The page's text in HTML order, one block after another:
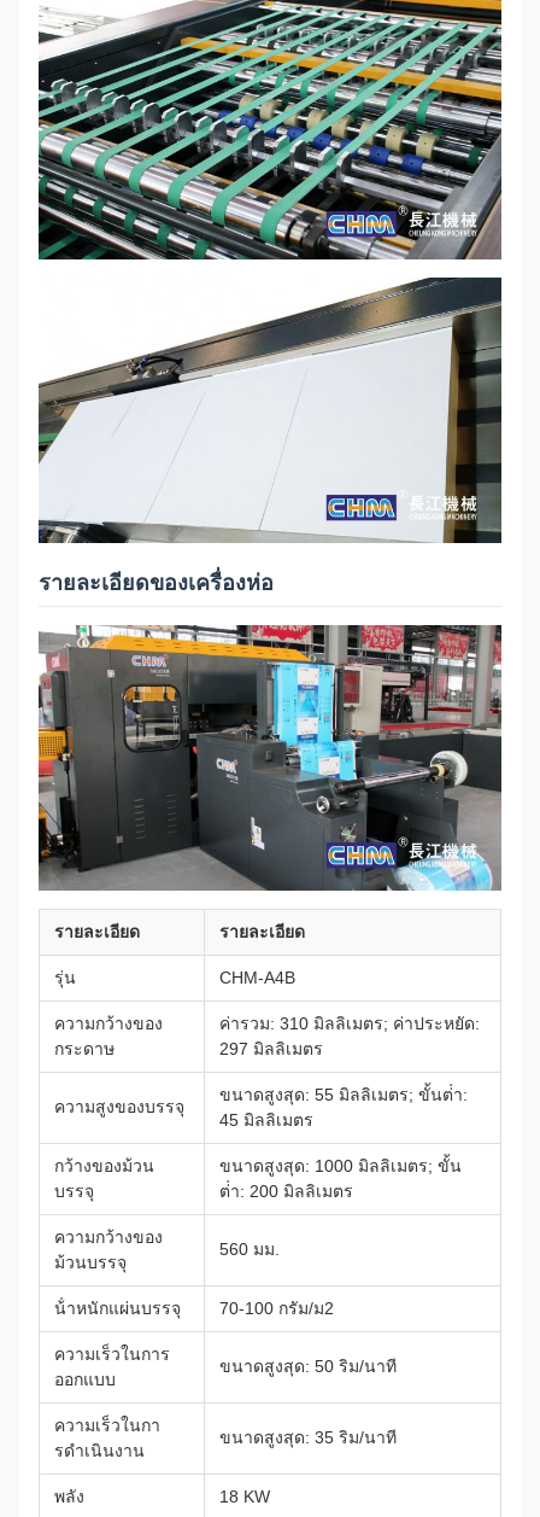
รายละเอียดของเครื่องห่อ
รายละเอียด รายละเอียด
รุ่น CHM-A4B
ความกว้างของ
กระดาษ
ค่ารวม: 310 มิลลิเมตร; ค่าประหยัด:
297 มิลลิเมตร
ความสูงของบรรจุ
ขนาดสูงสุด: 55 มิลลิเมตร; ขั้นต่ํา:
45 มิลลิเมตร
กว้างของม้วน
บรรจุ
ขนาดสูงสุด: 1000 มิลลิเมตร; ขั้น
ต่ํา: 200 มิลลิเมตร
ความกว้างของ
ม้วนบรรจุ
560 มม.
น้ําหนักแผ่นบรรจุ 70-100 กรัม/ม2
ความเร็วในการ
ออกแบบ
ขนาดสูงสุด: 50 ริม/นาที
ความเร็วในกา
รดําเนินงาน
ขนาดสูงสุด: 35 ริม/นาที
พลัง 18 KW